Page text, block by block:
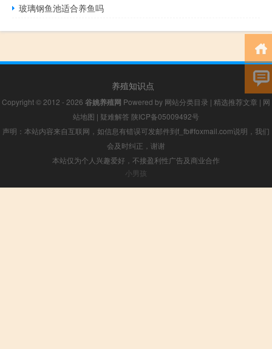
玻璃钢鱼池适合养鱼吗
养殖知识点
Copyright © 2012 - 2026 谷姚养殖网 Powered by 网站分类目录 | 精选推荐文章 | 网
站地图 | 疑难解答 陕ICP备05009492号
声明：本站内容来自互联网，如信息有错误可发邮件到f_fb#foxmail.com说明，我们
会及时纠正，谢谢
本站仅为个人兴趣爱好，不接盈利性广告及商业合作
小男孩